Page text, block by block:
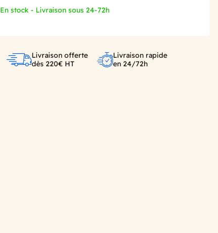
En stock - Livraison sous 24-72h
Livraison offerte
dès 220€ HT
Livraison rapide
en 24/72h